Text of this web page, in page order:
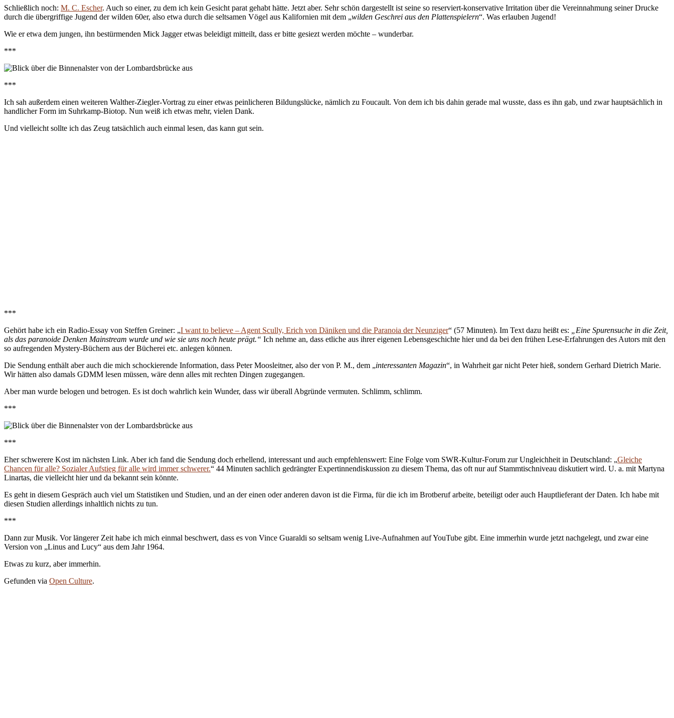
Schließlich noch: M. C. Escher. Auch so einer, zu dem ich kein Gesicht parat gehabt hätte. Jetzt aber. Sehr schön dargestellt ist seine so reserviert-konservative Irritation über die Vereinnahmung seiner Drucke
durch die übergriffige Jugend der wilden 60er, also etwa durch die seltsamen Vögel aus Kalifornien mit dem „wilden Geschrei aus den Plattenspielern“. Was erlauben Jugend!
Wie er etwa dem jungen, ihn bestürmenden Mick Jagger etwas beleidigt mitteilt, dass er bitte gesiezt werden möchte – wunderbar.
***
***
Ich sah außerdem einen weiteren Walther-Ziegler-Vortrag zu einer etwas peinlicheren Bildungslücke, nämlich zu Foucault. Von dem ich bis dahin gerade mal wusste, dass es ihn gab, und zwar hauptsächlich in
handlicher Form im Suhrkamp-Biotop. Nun weiß ich etwas mehr, vielen Dank.
Und vielleicht sollte ich das Zeug tatsächlich auch einmal lesen, das kann gut sein.
***
Gehört habe ich ein Radio-Essay von Steffen Greiner: „I want to believe – Agent Scully, Erich von Däniken und die Paranoia der Neunziger“ (57 Minuten). Im Text dazu heißt es:
„Eine Spurensuche in die Zeit,
als das paranoide Denken Mainstream wurde und wie sie uns noch heute prägt.“ Ich nehme an, dass etliche aus ihrer eigenen Lebensgeschichte hier und da bei den frühen Lese-Erfahrungen des Autors mit den
so aufregenden Mystery-Büchern aus der Bücherei etc. anlegen können.
Die Sendung enthält aber auch die mich schockierende Information, dass Peter Moosleitner, also der von P. M., dem „interessanten Magazin“, in Wahrheit gar nicht Peter hieß, sondern Gerhard Dietrich Marie.
Wir hätten also damals GDMM lesen müssen, wäre denn alles mit rechten Dingen zugegangen.
Aber man wurde belogen und betrogen. Es ist doch wahrlich kein Wunder, dass wir überall Abgründe vermuten. Schlimm, schlimm.
***
***
Eher schwerere Kost im nächsten Link. Aber ich fand die Sendung doch erhellend, interessant und auch empfehlenswert: Eine Folge vom SWR-Kultur-Forum zur Ungleichheit in Deutschland: „Gleiche
Chancen für alle? Sozialer Aufstieg für alle wird immer schwerer.“ 44 Minuten sachlich gedrängter Expertinnendiskussion zu diesem Thema, das oft nur auf Stammtischniveau diskutiert wird. U. a. mit Martyna
Linartas, die vielleicht hier und da bekannt sein könnte.
Es geht in diesem Gespräch auch viel um Statistiken und Studien, und an der einen oder anderen davon ist die Firma, für die ich im Brotberuf arbeite, beteiligt oder auch Hauptlieferant der Daten. Ich habe mit
diesen Studien allerdings inhaltlich nichts zu tun.
***
Dann zur Musik. Vor längerer Zeit habe ich mich einmal beschwert, dass es von Vince Guaraldi so seltsam wenig Live-Aufnahmen auf YouTube gibt. Eine immerhin wurde jetzt nachgelegt, und zwar eine
Version von „Linus and Lucy“ aus dem Jahr 1964.
Etwas zu kurz, aber immerhin.
Gefunden via Open Culture.